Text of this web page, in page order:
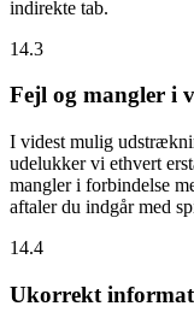
indirekte tab.
14.3
Fejl og mangler i
I videst mulig
udelukker vi ethvert
mangler i forbindelse
aftaler du indgår med
14.4
Ukorrekt